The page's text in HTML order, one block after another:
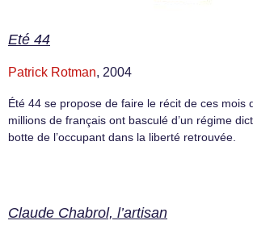
Eté 44
Patrick Rotman, 2004
Été 44 se propose de faire le récit de ces mois
millions de français ont basculé d’un régime
botte de l’occupant dans la liberté retrouvée.
Claude Chabrol, l’artisan